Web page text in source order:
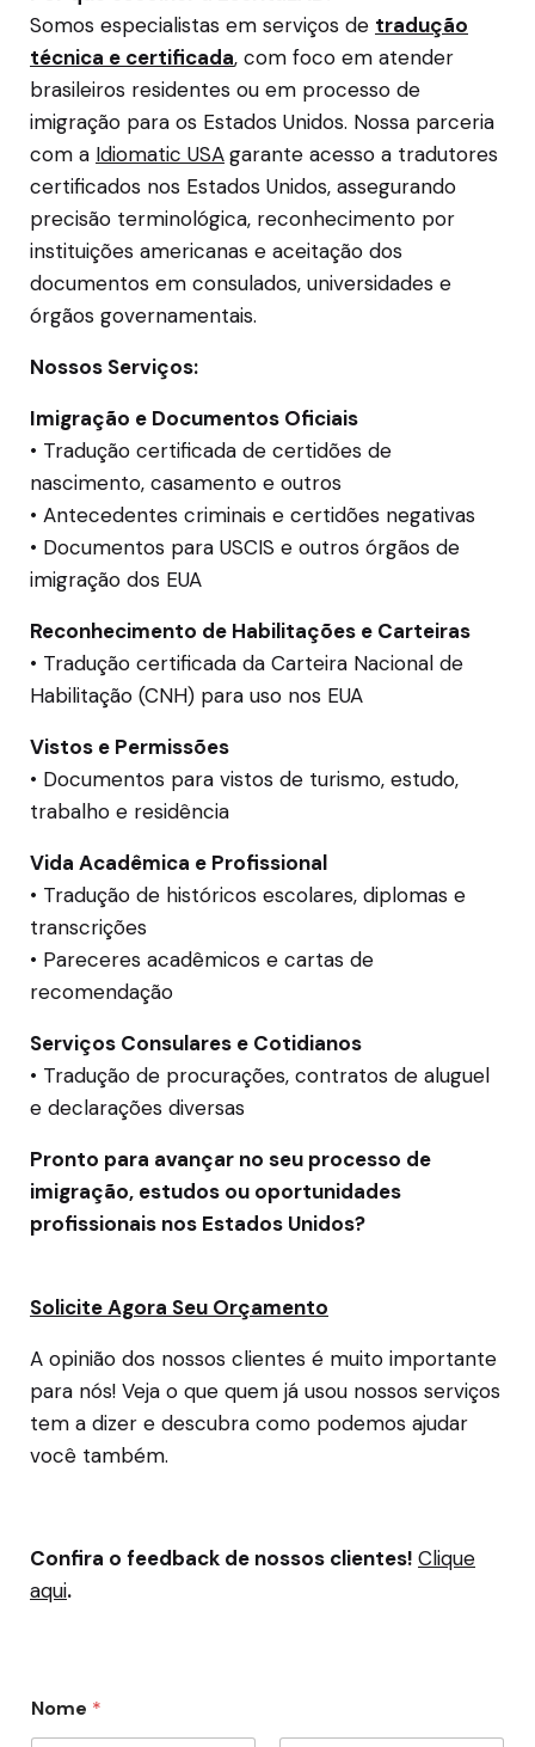
Somos especialistas em serviços de tradução
técnica e certificada, com foco em atender
brasileiros residentes ou em processo de
imigração para os Estados Unidos. Nossa parceria
com a Idiomatic USAgarante acesso a tradutores
certificados nos Estados Unidos, assegurando
precisão terminológica, reconhecimento por
instituições americanas e aceitação dos
documentos em consulados, universidades e
órgãos governamentais.
Nossos Serviços:
Imigração e Documentos Oficiais
• Tradução certificada de certidões de
nascimento, casamento e outros
• Antecedentes criminais e certidões negativas
• Documentos para USCIS e outros órgãos de
imigração dos EUA
Reconhecimento de Habilitações e Carteiras
• Tradução certificada da Carteira Nacional de
Habilitação (CNH) para uso nos EUA
Vistos e Permissões
• Documentos para vistos de turismo, estudo,
trabalho e residência
Vida Acadêmica e Profissional
• Tradução de históricos escolares, diplomas e
transcrições
• Pareceres acadêmicos e cartas de
recomendação
Serviços Consulares e Cotidianos
• Tradução de procurações, contratos de aluguel
e declarações diversas
Pronto para avançar no seu processo de
imigração, estudos ou oportunidades
profissionais nos Estados Unidos?
Solicite Agora Seu Orçamento
A opinião dos nossos clientes é muito importante
para nós! Veja o que quem já usou nossos serviços
tem a dizer e descubra como podemos ajudar
você também.
Confira o feedback de nossos clientes! Clique
aqui.
Nome *